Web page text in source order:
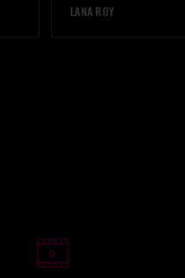
LANA ROY